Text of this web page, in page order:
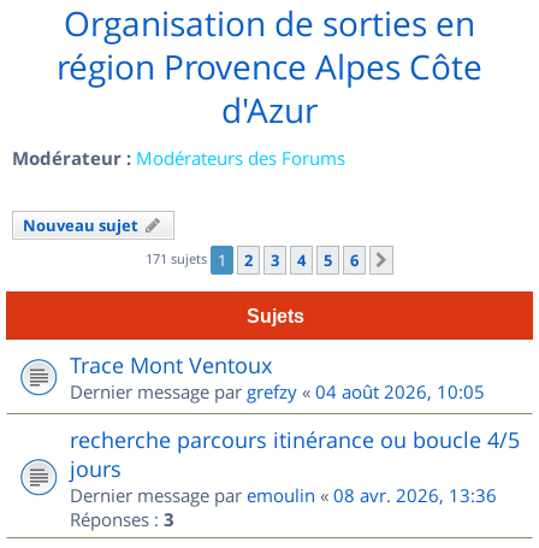
Organisation de sorties en
région Provence Alpes Côte
d'Azur
Modérateur : Modérateurs des Forums
Nouveau sujet
171 sujets 1 2 3 4 5 6
Sujets
Trace Mont Ventoux
Dernier message par grefzy « 04 août 2026, 10:05
recherche parcours itinérance ou boucle 4/5
jours
Dernier message par emoulin « 08 avr. 2026, 13:36
Réponses : 3